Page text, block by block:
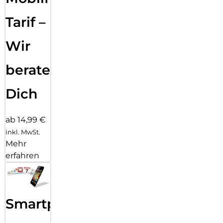
griffbereit halten möchten – ohne Kompromisse bei
Komfort oder Ästhetik.
Tarif –
Wir
beraten
Dich
ab 14,99 €
inkl. MwSt.
Mehr
erfahren
Smartphone